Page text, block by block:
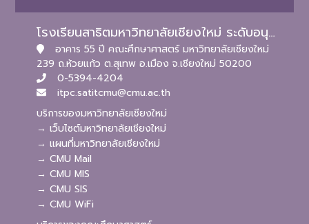
โรงเรียนสาธิตมหาวิทยาลัยเชียงใหม่ ระดับอนุบาลและประถมศึกษา
อาคาร 55 ปี คณะศึกษาศาสตร์ มหาวิทยาลัยเชียงใหม่
239 ถ.ห้วยแก้ว ต.สุเทพ อ.เมือง จ.เชียงใหม่ 50200
0-5394-4204
itpc.satitcmu@cmu.ac.th
บริการของมหาวิทยาลัยเชียงใหม่
→ เว็บไซต์มหาวิทยาลัยเชียงใหม่
→ แผนที่มหาวิทยาลัยเชียงใหม่
→ CMU Mail
→ CMU MIS
→ CMU SIS
→ CMU WiFi